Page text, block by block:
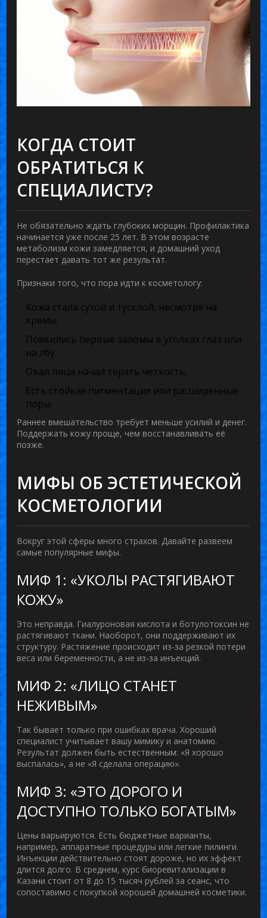
КОГДА СТОИТ
ОБРАТИТЬСЯ К
СПЕЦИАЛИСТУ?
Не обязательно ждать глубоких морщин. Профилактика
начинается уже после 25 лет. В этом возрасте
метаболизм кожи замедляется, и домашний уход
перестает давать тот же результат.
Признаки того, что пора идти к косметологу:
Кожа стала сухой и тусклой, несмотря на
кремы.
Появились первые заломы в уголках глаз или
на лбу.
Овал лица начал терять четкость.
Есть стойкая пигментация или расширенные
поры.
Раннее вмешательство требует меньше усилий и денег.
Поддержать кожу проще, чем восстанавливать её
позже.
МИФЫ ОБ ЭСТЕТИЧЕСКОЙ
КОСМЕТОЛОГИИ
Вокруг этой сферы много страхов. Давайте развеем
самые популярные мифы.
МИФ 1: «УКОЛЫ РАСТЯГИВАЮТ
КОЖУ»
Это неправда. Гиалуроновая кислота и ботулотоксин не
растягивают ткани. Наоборот, они поддерживают их
структуру. Растяжение происходит из-за резкой потери
веса или беременности, а не из-за инъекций.
МИФ 2: «ЛИЦО СТАНЕТ
НЕЖИВЫМ»
Так бывает только при ошибках врача. Хороший
специалист учитывает вашу мимику и анатомию.
Результат должен быть естественным: «Я хорошо
выспалась», а не «Я сделала операцию».
МИФ 3: «ЭТО ДОРОГО И
ДОСТУПНО ТОЛЬКО БОГАТЫМ»
Цены варьируются. Есть бюджетные варианты,
например, аппаратные процедуры или легкие пилинги.
Инъекции действительно стоят дороже, но их эффект
длится долго. В среднем, курс биоревитализации в
Казани стоит от 8 до 15 тысяч рублей за сеанс, что
сопоставимо с покупкой хорошей домашней косметики.